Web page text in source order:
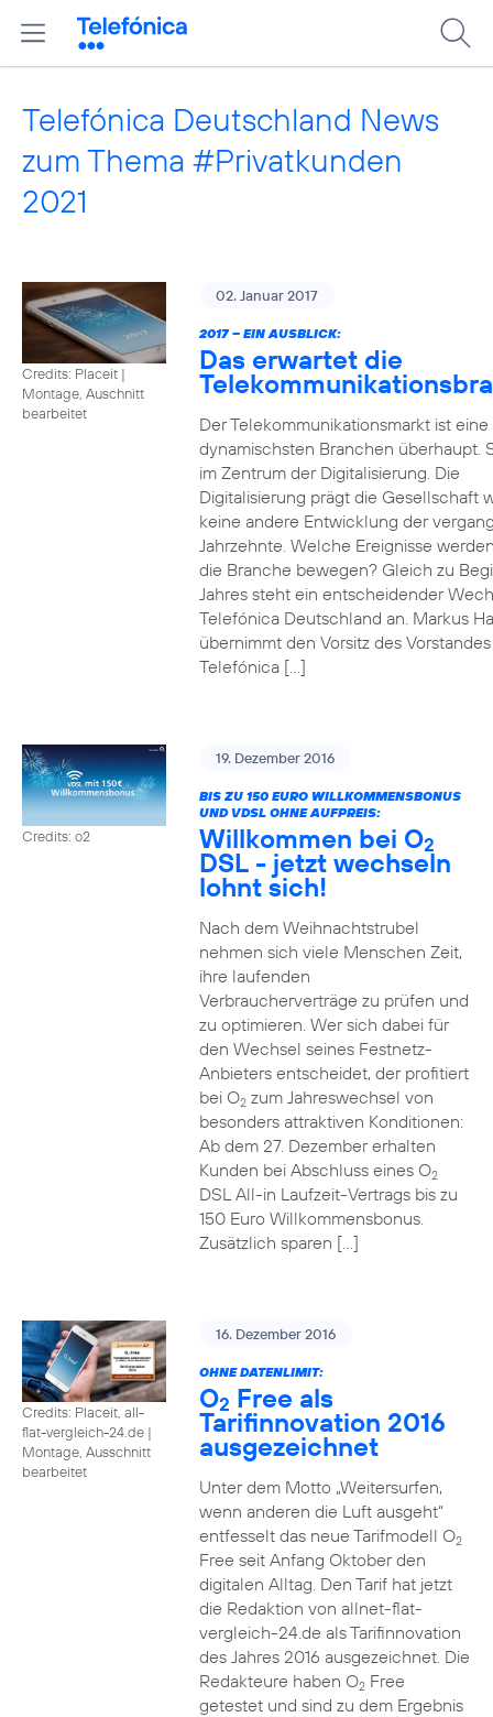
Telefónica Deutschland News
zum Thema #Privatkunden
2021
Credits: Placeit |
Montage, Auschnitt
bearbeitet
02. Januar 2017
2017 – EIN AUSBLICK:
Das erwartet die
Der Telekommunikationsmarkt ist eine
dynamischsten Branchen überhaupt.
im Zentrum der Digitalisierung. Die
Digitalisierung prägt die Gesellschaft
keine andere Entwicklung der
Jahrzehnte. Welche Ereignisse
die Branche bewegen? Gleich zu
Jahres steht ein entscheidender
Telefónica Deutschland an. Markus
übernimmt den Vorsitz des
Telefónica […]
Credits: o2
19. Dezember 2016
BIS ZU 150 EURO WILLKOMMENSBONUS
UND VDSL OHNE AUFPREIS:
Willkommen bei O2
DSL - jetzt wechseln
lohnt sich!
Nach dem Weihnachtstrubel
nehmen sich viele Menschen Zeit,
ihre laufenden
Verbraucherverträge zu prüfen und
zu optimieren. Wer sich dabei für
den Wechsel seines Festnetz-
Anbieters entscheidet, der profitiert
bei O2zum Jahreswechsel von
besonders attraktiven Konditionen:
Ab dem 27. Dezember erhalten
Kunden bei Abschluss eines O2
DSL All-in Laufzeit-Vertrags bis zu
150 Euro Willkommensbonus.
Zusätzlich sparen […]
Credits: Placeit, all-
flat-vergleich-24.de |
Montage, Ausschnitt
bearbeitet
16. Dezember 2016
OHNE DATENLIMIT:
O2 Free als
Tarifinnovation 2016
ausgezeichnet
Unter dem Motto „Weitersurfen,
wenn anderen die Luft ausgeht“
entfesselt das neue Tarifmodell O2
Free seit Anfang Oktober den
digitalen Alltag. Den Tarif hat jetzt
die Redaktion von allnet-flat-
vergleich-24.de als Tarifinnovation
des Jahres 2016 ausgezeichnet. Die
Redakteure haben O2Free
getestet und sind zu dem Ergebnis